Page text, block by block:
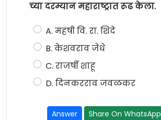
च्या दरम्यान महाराष्ट्रात रूढ केला.
A. महषी वि. रा. शिदे
B. केशवराव जेधे
C. राजर्षी शाहू
D. दिनकरराव जवळकर
Answer Share On WhatsApp